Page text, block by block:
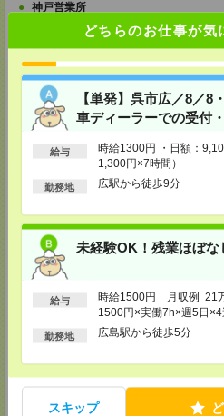
どちらのお仕事が気
【単発】呉市広／8／8
車ディーラーでの受付
給与
時給1300円 ・日額：
1,300円×7時間）
勤務地 広駅から徒歩9分
未経験OK！残業ほぼ
給与
時給1500円 月収例 21
1500円×実働7h×週5日
を保証するものではあり
勤務地 広島駅から徒歩5分
スキップ
神戸営業所
兵庫県神戸市中央区東川崎町1丁目3番3
ル18階
TEL：0120-995-984
FAX：0120-709-785
担当：採用担当
広島営業所
広島県広島市中区紙屋町2丁目1番地22
TEL：0120-709-707
FAX：0120-934-504
担当：採用担当
松山営業所
〒790-0003
愛媛県松山市三番町7丁目1番地21号 ジ
TEL：0120-709-707
FAX：0120-709-890
担当：採用担当
〒810-0801
TEL：0120-709-707
FAX：0120-709-927